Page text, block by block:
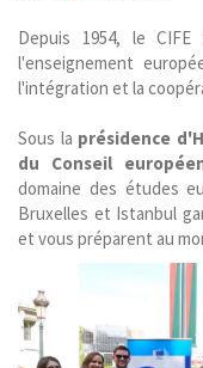
Depuis 1954, le
l'enseignement
l'intégration et la
Sous la présidence
du Conseil
domaine des études
Bruxelles et Istanbul
et vous préparent au